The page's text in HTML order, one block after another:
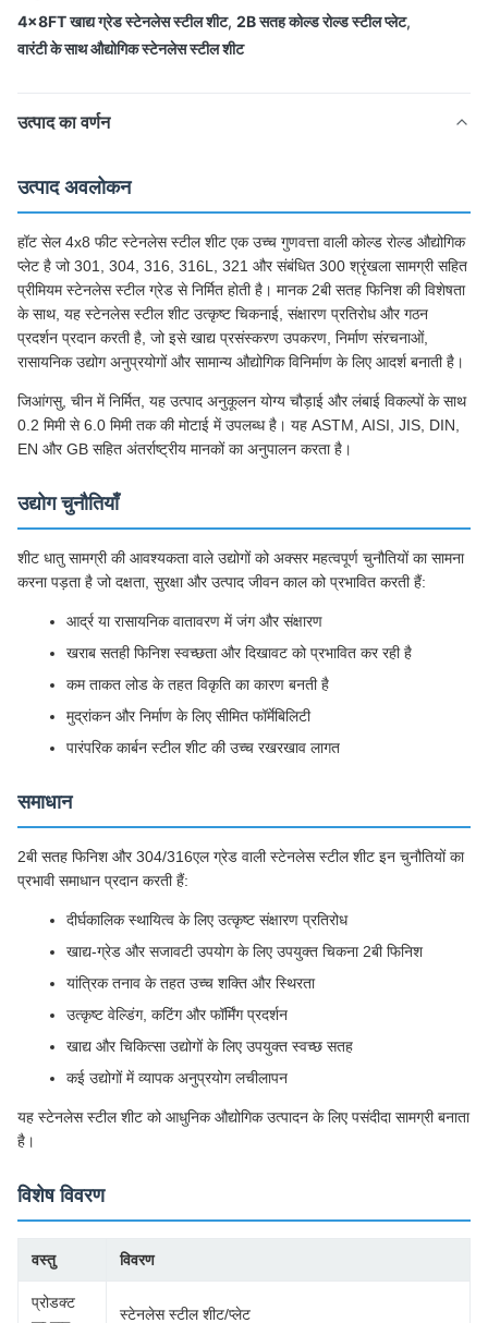
4x8FT खाद्य ग्रेड स्टेनलेस स्टील शीट, 2B सतह कोल्ड रोल्ड स्टील प्लेट,
वारंटी के साथ औद्योगिक स्टेनलेस स्टील शीट
उत्पाद का वर्णन
उत्पाद अवलोकन
हॉट सेल 4x8 फीट स्टेनलेस स्टील शीट एक उच्च गुणवत्ता वाली कोल्ड रोल्ड औद्योगिक
प्लेट है जो 301, 304, 316, 316L, 321 और संबंधित 300 श्रृंखला सामग्री सहित
प्रीमियम स्टेनलेस स्टील ग्रेड से निर्मित होती है। मानक 2बी सतह फिनिश की विशेषता
के साथ, यह स्टेनलेस स्टील शीट उत्कृष्ट चिकनाई, संक्षारण प्रतिरोध और गठन
प्रदर्शन प्रदान करती है, जो इसे खाद्य प्रसंस्करण उपकरण, निर्माण संरचनाओं,
रासायनिक उद्योग अनुप्रयोगों और सामान्य औद्योगिक विनिर्माण के लिए आदर्श बनाती है।
जिआंगसु, चीन में निर्मित, यह उत्पाद अनुकूलन योग्य चौड़ाई और लंबाई विकल्पों के साथ
0.2 मिमी से 6.0 मिमी तक की मोटाई में उपलब्ध है। यह ASTM, AISI, JIS, DIN,
EN और GB सहित अंतर्राष्ट्रीय मानकों का अनुपालन करता है।
उद्योग चुनौतियाँ
शीट धातु सामग्री की आवश्यकता वाले उद्योगों को अक्सर महत्वपूर्ण चुनौतियों का सामना
करना पड़ता है जो दक्षता, सुरक्षा और उत्पाद जीवन काल को प्रभावित करती हैं:
आर्द्र या रासायनिक वातावरण में जंग और संक्षारण
खराब सतही फिनिश स्वच्छता और दिखावट को प्रभावित कर रही है
कम ताकत लोड के तहत विकृति का कारण बनती है
मुद्रांकन और निर्माण के लिए सीमित फॉर्मेबिलिटी
पारंपरिक कार्बन स्टील शीट की उच्च रखरखाव लागत
समाधान
2बी सतह फिनिश और 304/316एल ग्रेड वाली स्टेनलेस स्टील शीट इन चुनौतियों का
प्रभावी समाधान प्रदान करती हैं:
दीर्घकालिक स्थायित्व के लिए उत्कृष्ट संक्षारण प्रतिरोध
खाद्य-ग्रेड और सजावटी उपयोग के लिए उपयुक्त चिकना 2बी फिनिश
यांत्रिक तनाव के तहत उच्च शक्ति और स्थिरता
उत्कृष्ट वेल्डिंग, कटिंग और फॉर्मिंग प्रदर्शन
खाद्य और चिकित्सा उद्योगों के लिए उपयुक्त स्वच्छ सतह
कई उद्योगों में व्यापक अनुप्रयोग लचीलापन
यह स्टेनलेस स्टील शीट को आधुनिक औद्योगिक उत्पादन के लिए पसंदीदा सामग्री बनाता
है।
विशेष विवरण
वस्तु विवरण
प्रोडक्ट
स्टेनलेस स्टील शीट/प्लेट